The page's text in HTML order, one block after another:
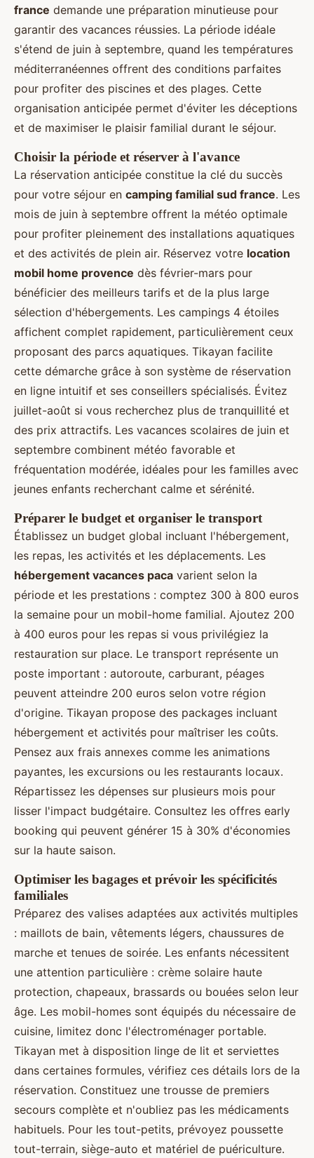
france demande une préparation minutieuse pour
garantir des vacances réussies. La période idéale
s'étend de juin à septembre, quand les températures
méditerranéennes offrent des conditions parfaites
pour profiter des piscines et des plages. Cette
organisation anticipée permet d'éviter les déceptions
et de maximiser le plaisir familial durant le séjour.
Choisir la période et réserver à l'avance
La réservation anticipée constitue la clé du succès
pour votre séjour en camping familial sud france. Les
mois de juin à septembre offrent la météo optimale
pour profiter pleinement des installations aquatiques
et des activités de plein air. Réservez votre location
mobil home provence dès février-mars pour
bénéficier des meilleurs tarifs et de la plus large
sélection d'hébergements. Les campings 4 étoiles
affichent complet rapidement, particulièrement ceux
proposant des parcs aquatiques. Tikayan facilite
cette démarche grâce à son système de réservation
en ligne intuitif et ses conseillers spécialisés. Évitez
juillet-août si vous recherchez plus de tranquillité et
des prix attractifs. Les vacances scolaires de juin et
septembre combinent météo favorable et
fréquentation modérée, idéales pour les familles avec
jeunes enfants recherchant calme et sérénité.
Préparer le budget et organiser le transport
Établissez un budget global incluant l'hébergement,
les repas, les activités et les déplacements. Les
hébergement vacances paca varient selon la
période et les prestations : comptez 300 à 800 euros
la semaine pour un mobil-home familial. Ajoutez 200
à 400 euros pour les repas si vous privilégiez la
restauration sur place. Le transport représente un
poste important : autoroute, carburant, péages
peuvent atteindre 200 euros selon votre région
d'origine. Tikayan propose des packages incluant
hébergement et activités pour maîtriser les coûts.
Pensez aux frais annexes comme les animations
payantes, les excursions ou les restaurants locaux.
Répartissez les dépenses sur plusieurs mois pour
lisser l'impact budgétaire. Consultez les offres early
booking qui peuvent générer 15 à 30% d'économies
sur la haute saison.
Optimiser les bagages et prévoir les spécificités
familiales
Préparez des valises adaptées aux activités multiples
: maillots de bain, vêtements légers, chaussures de
marche et tenues de soirée. Les enfants nécessitent
une attention particulière : crème solaire haute
protection, chapeaux, brassards ou bouées selon leur
âge. Les mobil-homes sont équipés du nécessaire de
cuisine, limitez donc l'électroménager portable.
Tikayan met à disposition linge de lit et serviettes
dans certaines formules, vérifiez ces détails lors de la
réservation. Constituez une trousse de premiers
secours complète et n'oubliez pas les médicaments
habituels. Pour les tout-petits, prévoyez poussette
tout-terrain, siège-auto et matériel de puériculture.